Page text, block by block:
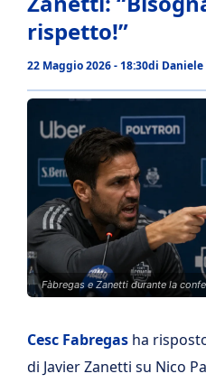
rispetto!”
22 Maggio 2026 - 18:30di
Fàbregas e Zanetti durante la
Cesc Fabregas ha
di Javier Zanetti su Nico